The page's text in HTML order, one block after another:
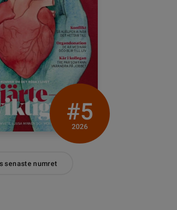
#5
2026
senaste numret